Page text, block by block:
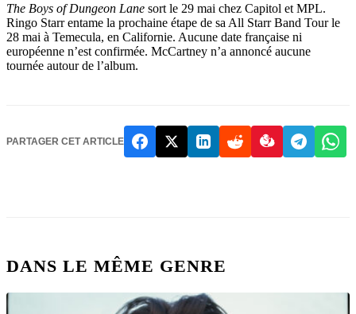
The Boys of Dungeon Lane sort le 29 mai chez Capitol et MPL.
Ringo Starr entame la prochaine étape de sa All Starr Band Tour le
28 mai à Temecula, en Californie. Aucune date française ni
européenne n’est confirmée. McCartney n’a annoncé aucune
tournée autour de l’album.
PARTAGER CET ARTICLE
DANS LE MÊME GENRE